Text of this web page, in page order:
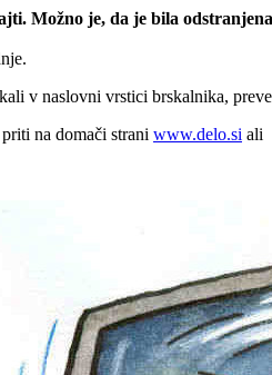
Možno je, da je bila
v naslovni vrstici brskalnika,
na domači strani www.delo.si ali